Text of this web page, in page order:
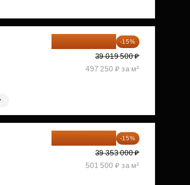
-15%
39 019 500 ₽
497 250 ₽ за м²
-15%
39 353 000 ₽
501 500 ₽ за м²